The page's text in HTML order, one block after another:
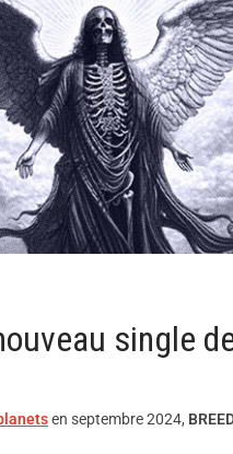
single de
en septembre 2024,